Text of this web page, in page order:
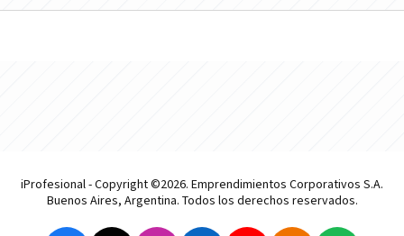
iProfesional - Copyright ©2026. Emprendimientos Corporativos S.A.
Buenos Aires, Argentina. Todos los derechos reservados.